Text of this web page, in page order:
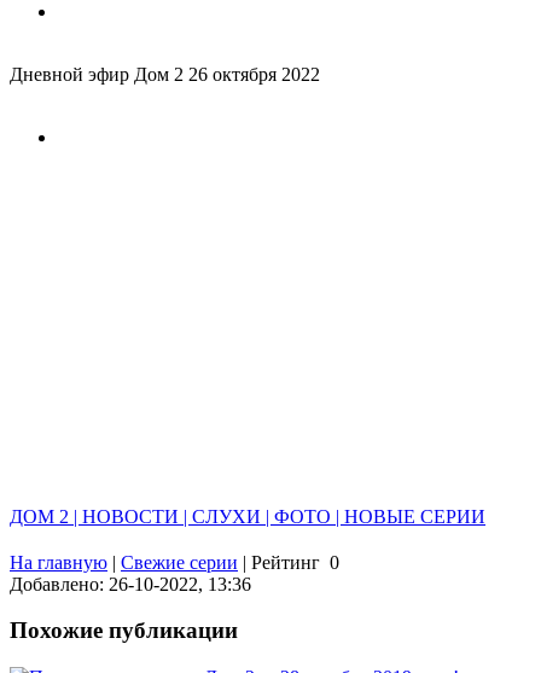
Дневной эфир Дом 2 26 октября 2022
ДОМ 2 | НОВОСТИ | СЛУХИ | ФОТО | НОВЫЕ СЕРИИ
На главную | Свежие серии | Рейтинг 0
Добавлено: 26-10-2022, 13:36
Похожие публикации